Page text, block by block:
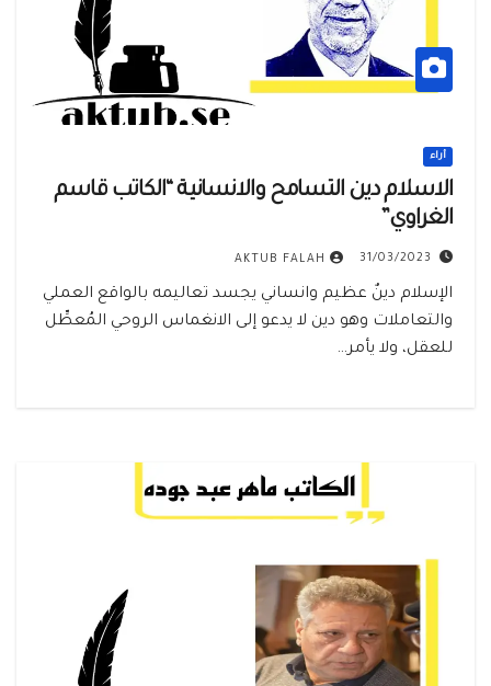
أراء
الاسلام دين التسامح والانسانية “الكاتب قاسم
الغراوي”
31/03/2023
AKTUB FALAH
‏الإسلام دينٌ عظيم وانساني يجسد تعاليمه بالواقع العملي
والتعاملات وهو دين لا يدعو إلى الانغماس الروحي المُعطِّل
للعقل، ولا يأمر…